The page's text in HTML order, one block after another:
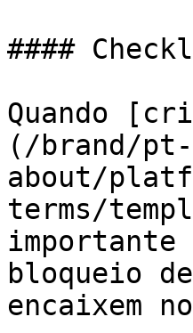
####
Quando
(/brand/
about/
terms/
bloqueio
encaixem